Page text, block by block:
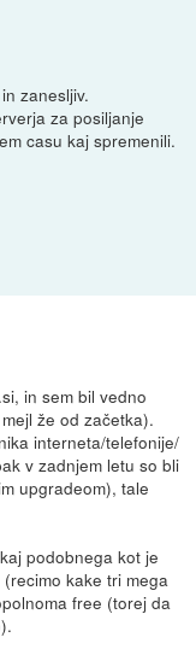
zanesljiv.
za posiljanje
casu kaj spremenili.
in sem bil vedno
že od začetka).
interneta/telefonije/
v zadnjem letu so bli
upgradeom), tale
podobnega kot je
kake tri mega
free (torej da